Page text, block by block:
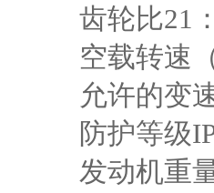
齿轮比21
空载转速
允许的变
防护等级
发动机重